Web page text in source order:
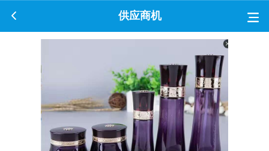
供应商机